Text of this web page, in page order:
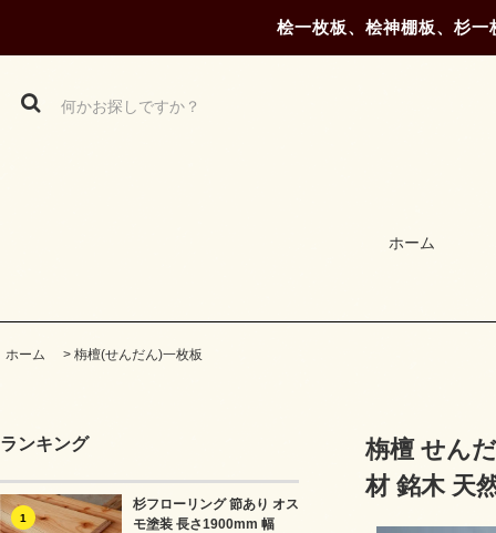
桧一枚板、桧神棚板、杉
ホーム
ホーム > 栴檀(せんだん)一枚板
ランキング
1
杉フローリング 節あり オス
モ塗装 長さ1900mm 幅
栴檀 せん
材 銘木 天